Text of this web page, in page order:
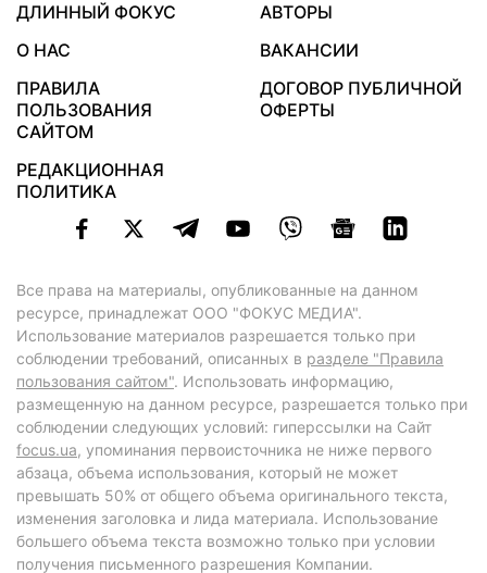
ДЛИННЫЙ ФОКУС
АВТОРЫ
О НАС
ВАКАНСИИ
ПРАВИЛА
ПОЛЬЗОВАНИЯ
САЙТОМ
ДОГОВОР ПУБЛИЧНОЙ
ОФЕРТЫ
РЕДАКЦИОННАЯ
ПОЛИТИКА
Все права на материалы, опубликованные на данном
ресурсе, принадлежат ООО "ФОКУС МЕДИА".
Использование материалов разрешается только при
соблюдении требований, описанных в разделе "Правила
пользования сайтом". Использовать информацию,
размещенную на данном ресурсе, разрешается только при
соблюдении следующих условий: гиперссылки на Сайт
focus.ua, упоминания первоисточника не ниже первого
абзаца, объема использования, который не может
превышать 50% от общего объема оригинального текста,
изменения заголовка и лида материала. Использование
большего объема текста возможно только при условии
получения письменного разрешения Компании.